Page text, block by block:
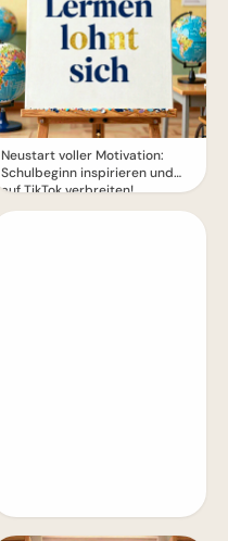
Neustart voller Motivation:
Schulbeginn inspirieren und
auf TikTok verbreiten!